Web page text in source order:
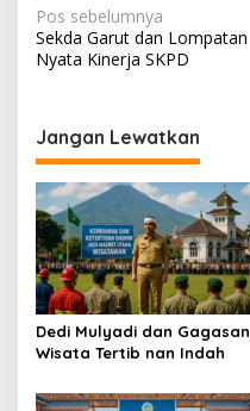
N
a
i
g
a
s
i
p
o
s
Pos sebelumnya
Sekda Garut dan Lompatan
Nyata Kinerja SKPD
Jangan Lewatkan
Dedi Mulyadi dan Gagasan
Wisata Tertib nan Indah